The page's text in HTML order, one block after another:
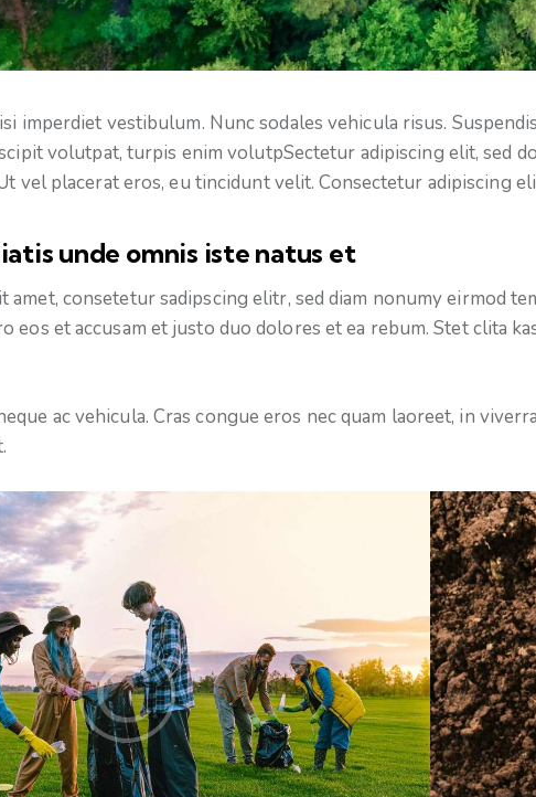
imperdiet vestibulum. Nunc sodales vehicula risus.
volutpat, turpis enim volutpSectetur adipiscing elit, sed
vel placerat eros, eu tincidunt velit. Consectetur adipiscing
unde omnis iste natus et
amet, consetetur sadipscing elitr, sed diam nonumy eirmod
eos et accusam et justo duo dolores et ea rebum. Stet clita
ac vehicula. Cras congue eros nec quam laoreet, in